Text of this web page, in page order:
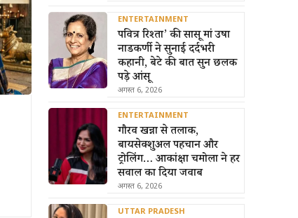
ENTERTAINMENT
पवित्र रिश्ता’ की सासू मां उषा
नाडकर्णी ने सुनाई दर्दभरी
कहानी, बेटे की बात सुन छलक
पड़े आंसू
अगस्त 6, 2026
ENTERTAINMENT
गौरव खन्ना से तलाक,
बायसेक्शुअल पहचान और
ट्रोलिंग… आकांक्षा चमोला ने हर
सवाल का दिया जवाब
अगस्त 6, 2026
UTTAR PRADESH